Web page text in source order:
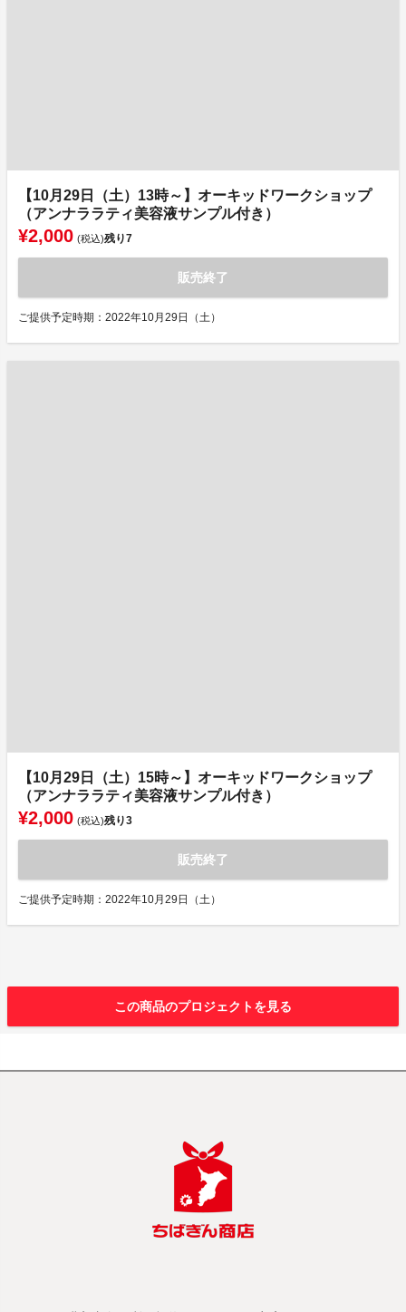
【10月29日（土）13時～】オーキッドワークショップ
（アンナララティ美容液サンプル付き）
¥2,000 (税込)残り7
販売終了
ご提供予定時期：2022年10月29日（土）
【10月29日（土）15時～】オーキッドワークショップ
（アンナララティ美容液サンプル付き）
¥2,000 (税込)残り3
販売終了
ご提供予定時期：2022年10月29日（土）
この商品のプロジェクトを見る